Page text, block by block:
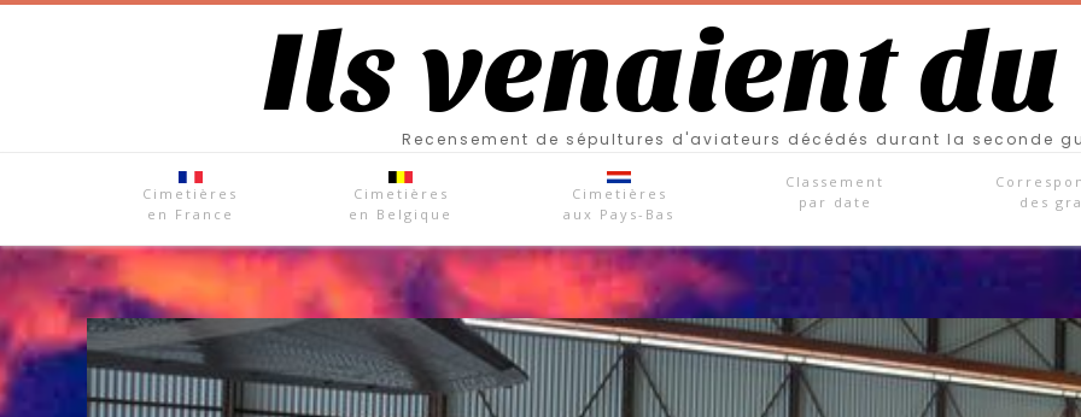
Ils venaient
Recensement de sépultures d'aviateurs décédés durant la seconde
Cimetières
en France
Cimetières
en Belgique
Cimetières
aux Pays-Bas
Classement
par date
des